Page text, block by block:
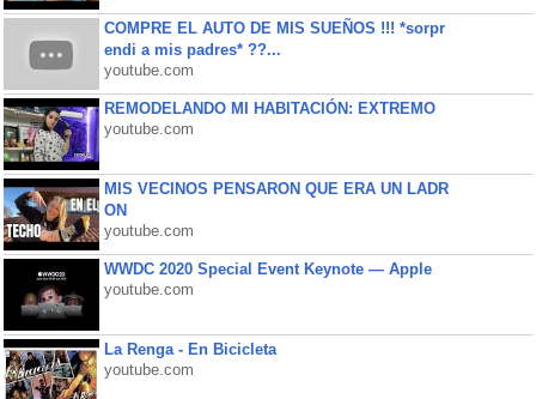
COMPRE EL AUTO DE MIS SUEÑOS !!! *sorpr
endi a mis padres* ??...
youtube.com
REMODELANDO MI HABITACIÓN: EXTREMO
youtube.com
MIS VECINOS PENSARON QUE ERA UN LADR
ON
youtube.com
WWDC 2020 Special Event Keynote — Apple
youtube.com
La Renga - En Bicicleta
youtube.com